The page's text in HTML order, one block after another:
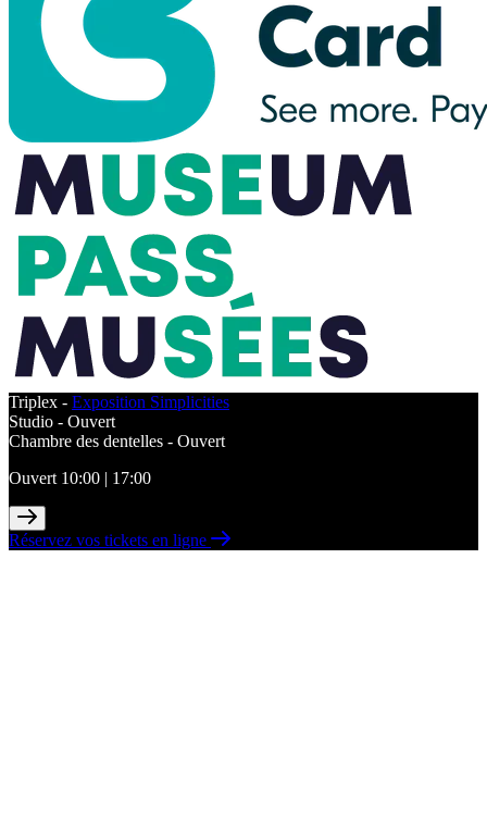
Triplex - Exposition Simplicities
Studio - Ouvert
Chambre des dentelles - Ouvert
Ouvert 10:00 | 17:00
Réservez vos tickets en ligne